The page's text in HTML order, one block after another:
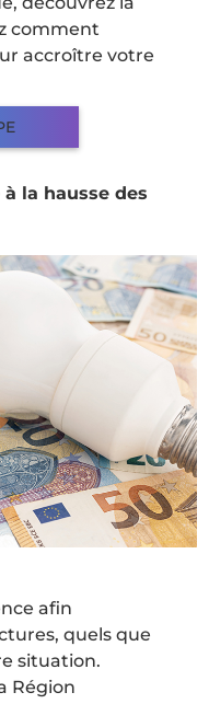
comment
accroître votre
la hausse des
afin
quels que
situation.
Région